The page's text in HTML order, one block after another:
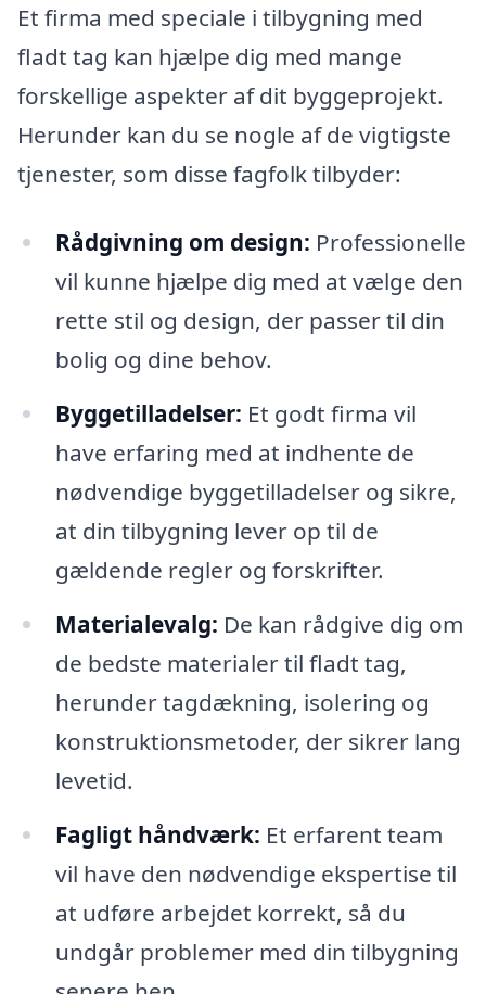
Et firma med speciale i tilbygning med
fladt tag kan hjælpe dig med mange
forskellige aspekter af dit byggeprojekt.
Herunder kan du se nogle af de vigtigste
tjenester, som disse fagfolk tilbyder:
Rådgivning om design: Professionelle
vil kunne hjælpe dig med at vælge den
rette stil og design, der passer til din
bolig og dine behov.
Byggetilladelser: Et godt firma vil
have erfaring med at indhente de
nødvendige byggetilladelser og sikre,
at din tilbygning lever op til de
gældende regler og forskrifter.
Materialevalg: De kan rådgive dig om
de bedste materialer til fladt tag,
herunder tagdækning, isolering og
konstruktionsmetoder, der sikrer lang
levetid.
Fagligt håndværk: Et erfarent team
vil have den nødvendige ekspertise til
at udføre arbejdet korrekt, så du
undgår problemer med din tilbygning